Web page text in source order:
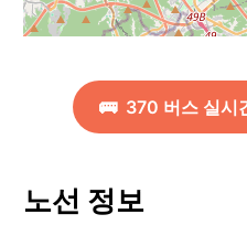
🚌 370 버스 실시
노선 정보